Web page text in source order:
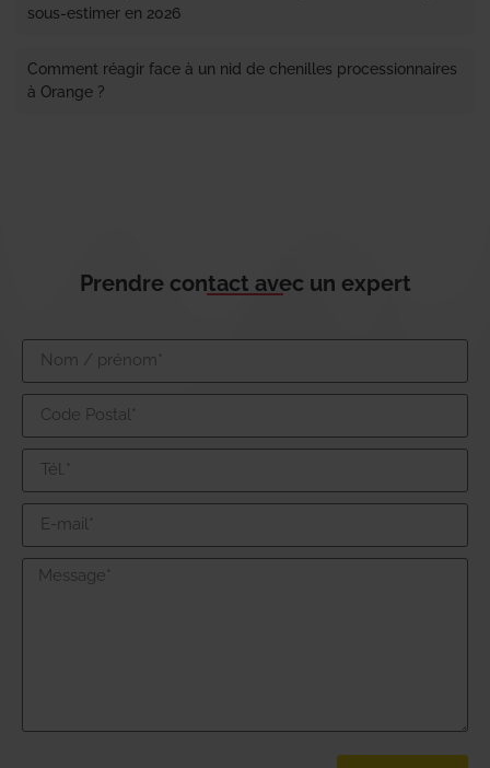
sous-estimer en 2026
Comment réagir face à un nid de chenilles processionnaires
à Orange ?
Prendre contact avec un expert